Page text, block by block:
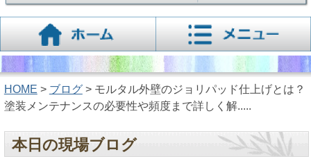
HOME > ブログ> モルタル外壁のジョリパッド仕上げとは？
塗装メンテナンスの必要性や頻度まで詳しく解.....
本日の現場ブログ